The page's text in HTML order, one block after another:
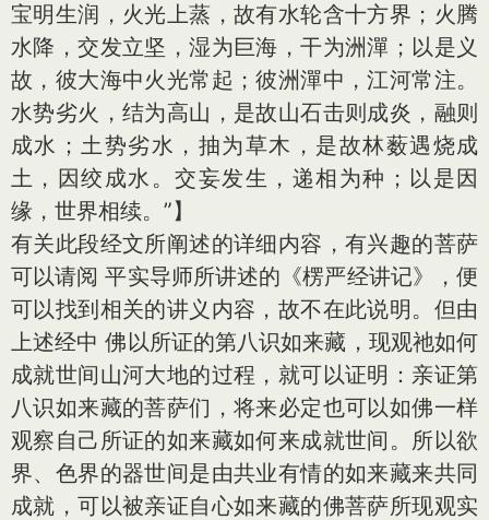
宝明生润，火光上蒸，故有水轮含十方界；火腾
水降，交发立坚，湿为巨海，干为洲潬；以是义
故，彼大海中火光常起；彼洲潬中，江河常注。
水势劣火，结为高山，是故山石击则成炎，融则
成水；土势劣水，抽为草木，是故林薮遇烧成
土，因绞成水。交妄发生，递相为种；以是因
缘，世界相续。”】
有关此段经文所阐述的详细内容，有兴趣的菩萨
可以请阅 平实导师所讲述的《楞严经讲记》，便
可以找到相关的讲义内容，故不在此说明。但由
上述经中 佛以所证的第八识如来藏，现观祂如何
成就世间山河大地的过程，就可以证明：亲证第
八识如来藏的菩萨们，将来必定也可以如佛一样
观察自己所证的如来藏如何来成就世间。所以欲
界、色界的器世间是由共业有情的如来藏来共同
成就，可以被亲证自心如来藏的佛菩萨所现观实